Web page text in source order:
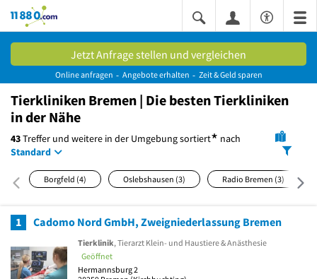
11880.com
Jetzt Anfrage stellen und vergleichen
Online anfragen Angebote erhalten Zeit & Geld sparen
Tierkliniken Bremen | Die besten Tierkliniken
in der Nähe
43Treffer und weitere in der Umgebungsortiert* nach
Standard
Borgfeld (4) Oslebshausen (3) Radio Bremen (3)
1 Cadomo Nord GmbH, Zweigniederlassung Bremen
Tierklinik, Tierarzt Klein- und Haustiere & Anästhesie
Geöffnet
Hermannsburg 2